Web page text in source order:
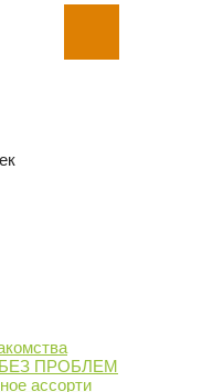
БЕЗ ПРОБЛЕМ
ассорти